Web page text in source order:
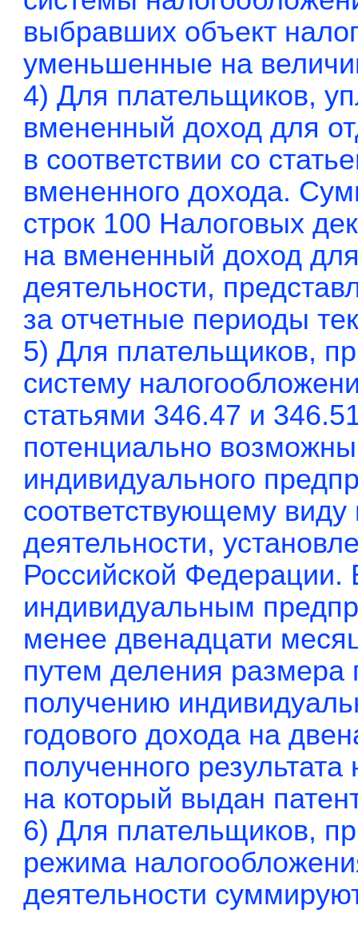
выбравших объект
уменьшенные на
4) Для плательщиков,
вмененный доход для
в соответствии со
вмененного дохода.
строк 100 Налоговых
на вмененный доход
деятельности,
за отчетные периоды
5) Для плательщиков,
систему
статьями 346.47 и
потенциально
индивидуального
соответствующему
деятельности,
Российской Федерации.
индивидуальным
менее двенадцати
путем деления размера
получению
годового дохода на
полученного
на который выдан
6) Для плательщиков,
режима
деятельности